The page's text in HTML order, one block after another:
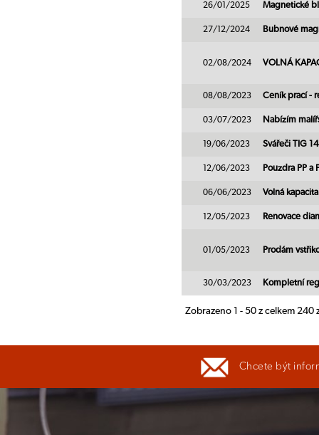
26/01/2025 Magnetické
27/12/2024 Bubnové
02/08/2024 VOLNÁ
08/08/2023 Ceník prací -
03/07/2023 Nabízím
19/06/2023 Svářeči TIG
12/06/2023 Pouzdra PP a
06/06/2023 Volná
12/05/2023 Renovace
01/05/2023 Prodám
30/03/2023 Kompletní
Zobrazeno 1 - 50 z celkem 240
Chcete být